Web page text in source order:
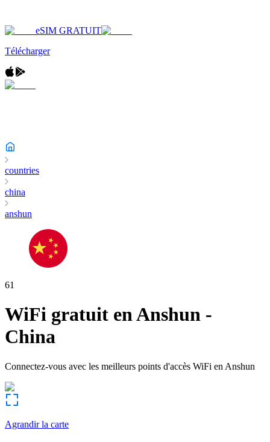
eSIM GRATUIT
Télécharger
countries
china
anshun
61
WiFi gratuit enAnshun -
China
Connectez-vous avec les meilleurs points d'accès WiFi en Anshun
Agrandir la carte